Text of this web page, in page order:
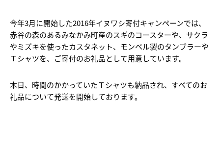
今年3月に開始した2016年イヌワシ寄付キャンペーンでは、
赤谷の森のあるみなかみ町産のスギのコースターや、サクラ
やミズキを使ったカスタネット、モンベル製のタンブラーや
Ｔシャツを、ご寄付のお礼品として用意しています。
本日、時間のかかっていたＴシャツも納品され、 すべてのお
礼品について発送を開始しております。